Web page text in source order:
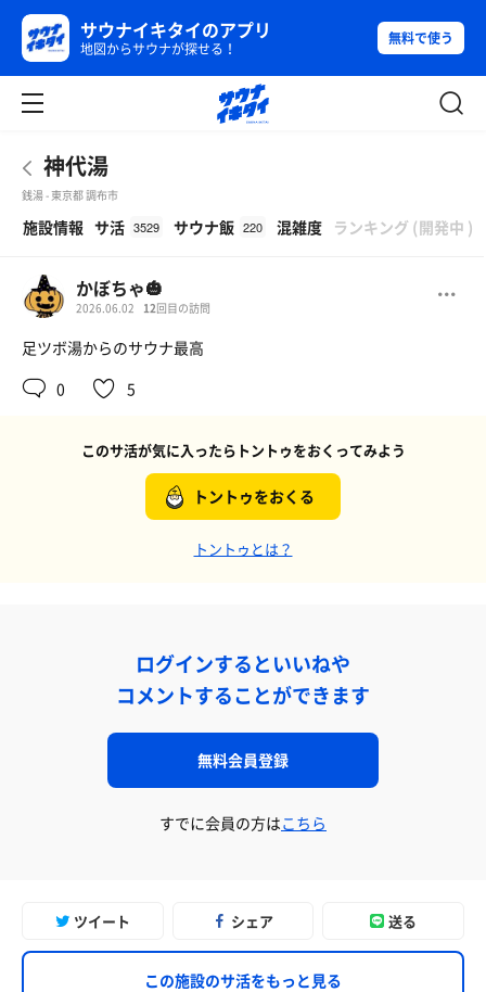
サウナイキタイのアプリ
地図からサウナが探せる！
無料で使う
神代湯
銭湯 - 東京都 調布市
施設情報 サ活 3529 サウナ飯 220 混雑度 ランキング (開発中 )
かぼちゃ🎃
2026.06.02 12回目の訪問
足ツボ湯からのサウナ最高
0
5
このサ活が気に入ったらトントゥをおくってみよう
トントゥをおくる
トントゥとは？
ログインするといいねや
コメントすることができます
無料会員登録
すでに会員の方はこちら
ツイート シェア 送る
この施設のサ活をもっと見る